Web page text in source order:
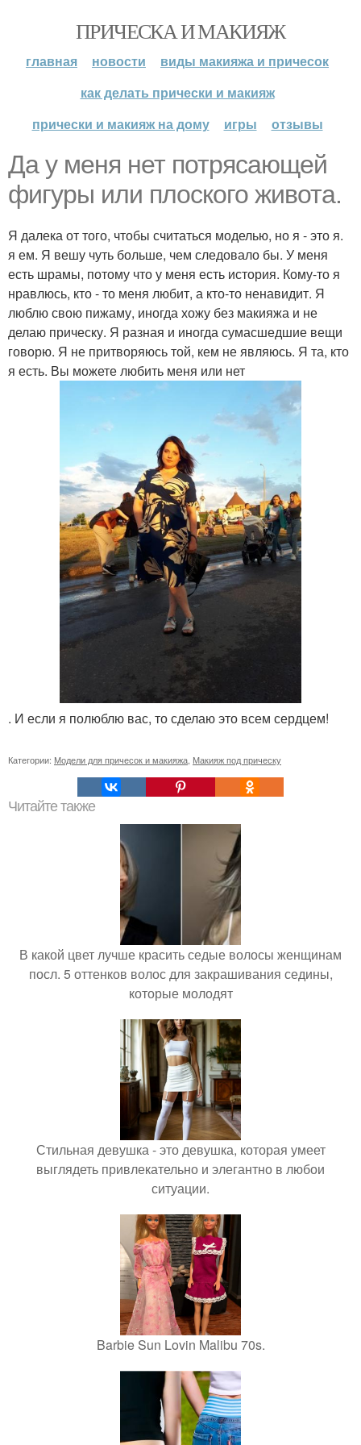
ПРИЧЕСКА И МАКИЯЖ
главная новости
виды макияжа и причесок
как делать прически и макияж
прически и макияж на дому
игры отзывы
Да у меня нет потрясающей
фигуры или плоского живота.
Я далека от того, чтобы считаться моделью, но я - это я.
я ем. Я вешу чуть больше, чем следовало бы. У меня
есть шрамы, потому что у меня есть история. Кому-то я
нравлюсь, кто - то меня любит, а кто-то ненавидит. Я
люблю свою пижаму, иногда хожу без макияжа и не
делаю прическу. Я разная и иногда сумасшедшие вещи
говорю. Я не притворяюсь той, кем не являюсь. Я та, кто
я есть. Вы можете любить меня или нет
. И если я полюблю вас, то сделаю это всем сердцем!
Категории: Модели для причесок и макияжа Макияж под прическу
Читайте также
В какой цвет лучше красить седые волосы женщинам
посл. 5 оттенков волос для закрашивания седины,
которые молодят
Стильная девушка - это девушка, которая умеет
выглядеть привлекательно и элегантно в любои
ситуации.
Barbie Sun Lovin Malibu 70s.